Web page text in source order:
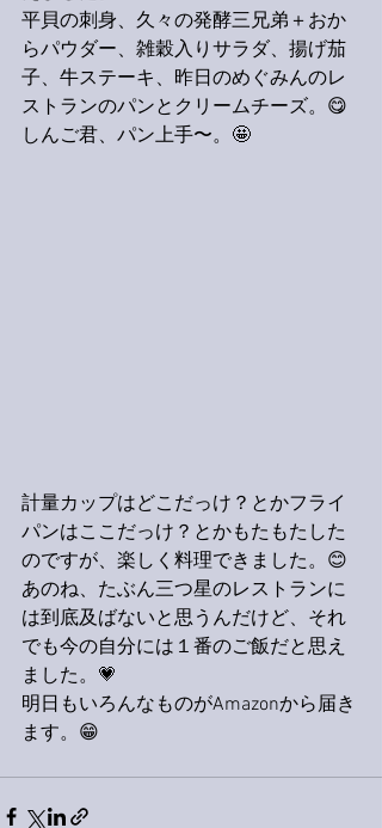
平貝の刺身、久々の発酵三兄弟＋おか
らパウダー、雑穀入りサラダ、揚げ茄
子、牛ステーキ、昨日のめぐみんのレ
ストランのパンとクリームチーズ。😋
しんご君、パン上手〜。🤩
計量カップはどこだっけ？とかフライ
パンはここだっけ？とかもたもたした
のですが、楽しく料理できました。😊
あのね、たぶん三つ星のレストランに
は到底及ばないと思うんだけど、それ
でも今の自分には１番のご飯だと思え
ました。💗
明日もいろんなものがAmazonから届き
ます。😁